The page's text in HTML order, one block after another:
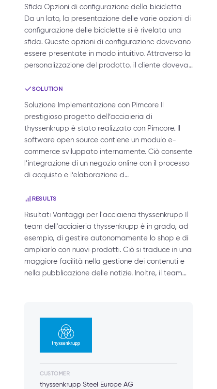
Sfida Opzioni di configurazione della bicicletta
Da un lato, la presentazione delle varie opzioni di
configurazione delle biciclette si è rivelata una
sfida. Queste opzioni di configurazione dovevano
essere presentate in modo intuitivo. Attraverso la
personalizzazione del prodotto, il cliente doveva…
SOLUTION
Soluzione Implementazione con Pimcore Il
prestigioso progetto dell’acciaieria di
thyssenkrupp è stato realizzato con Pimcore. Il
software open source contiene un modulo e-
commerce sviluppato internamente. Ciò consente
l’integrazione di un negozio online con il processo
di acquisto e l’elaborazione d…
RESULTS
Risultati Vantaggi per l'acciaieria thyssenkrupp Il
team dell'acciaieria thyssenkrupp è in grado, ad
esempio, di gestire autonomamente lo shop e di
ampliarlo con nuovi prodotti. Ciò si traduce in una
maggiore facilità nella gestione dei contenuti e
nella pubblicazione delle notizie. Inoltre, il team…
CUSTOMER
thyssenkrupp Steel Europe AG